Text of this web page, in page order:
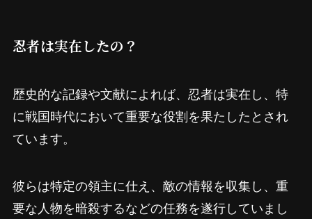
忍者は実在したの？
歴史的な記録や文献によれば、忍者は実在し、特
に戦国時代において重要な役割を果たしたとされ
ています。
彼らは特定の領主に仕え、敵の情報を収集し、重
要な人物を暗殺するなどの任務を遂行していまし